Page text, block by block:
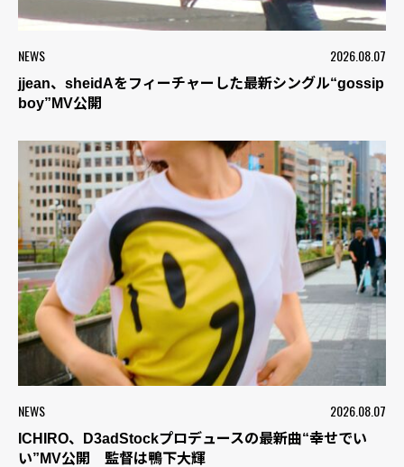
NEWS 2026.08.07
jjean、sheidAをフィーチャーした最新シングル“gossip
boy”MV公開
NEWS 2026.08.07
ICHIRO、D3adStockプロデュースの最新曲“幸せでい
い”MV公開 監督は鴨下大輝